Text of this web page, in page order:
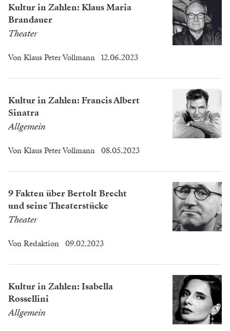
Kultur in Zahlen: Klaus Maria
Brandauer
Theater
Von Klaus Peter Vollmann 12.06.2023
Kultur in Zahlen: Francis Albert
Sinatra
Allgemein
Von Klaus Peter Vollmann 08.05.2023
9 Fakten über Bertolt Brecht
und seine Theaterstücke
Theater
Von Redaktion 09.02.2023
Kultur in Zahlen: Isabella
Rossellini
Allgemein